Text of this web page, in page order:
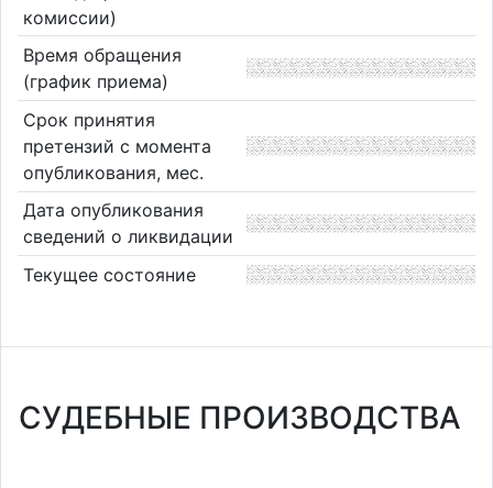
комиссии)
Время обращения
(график приема)
Срок принятия
претензий с момента
опубликования, мес.
Дата опубликования
сведений о ликвидации
Текущее состояние
СУДЕБНЫЕ ПРОИЗВОДСТВА